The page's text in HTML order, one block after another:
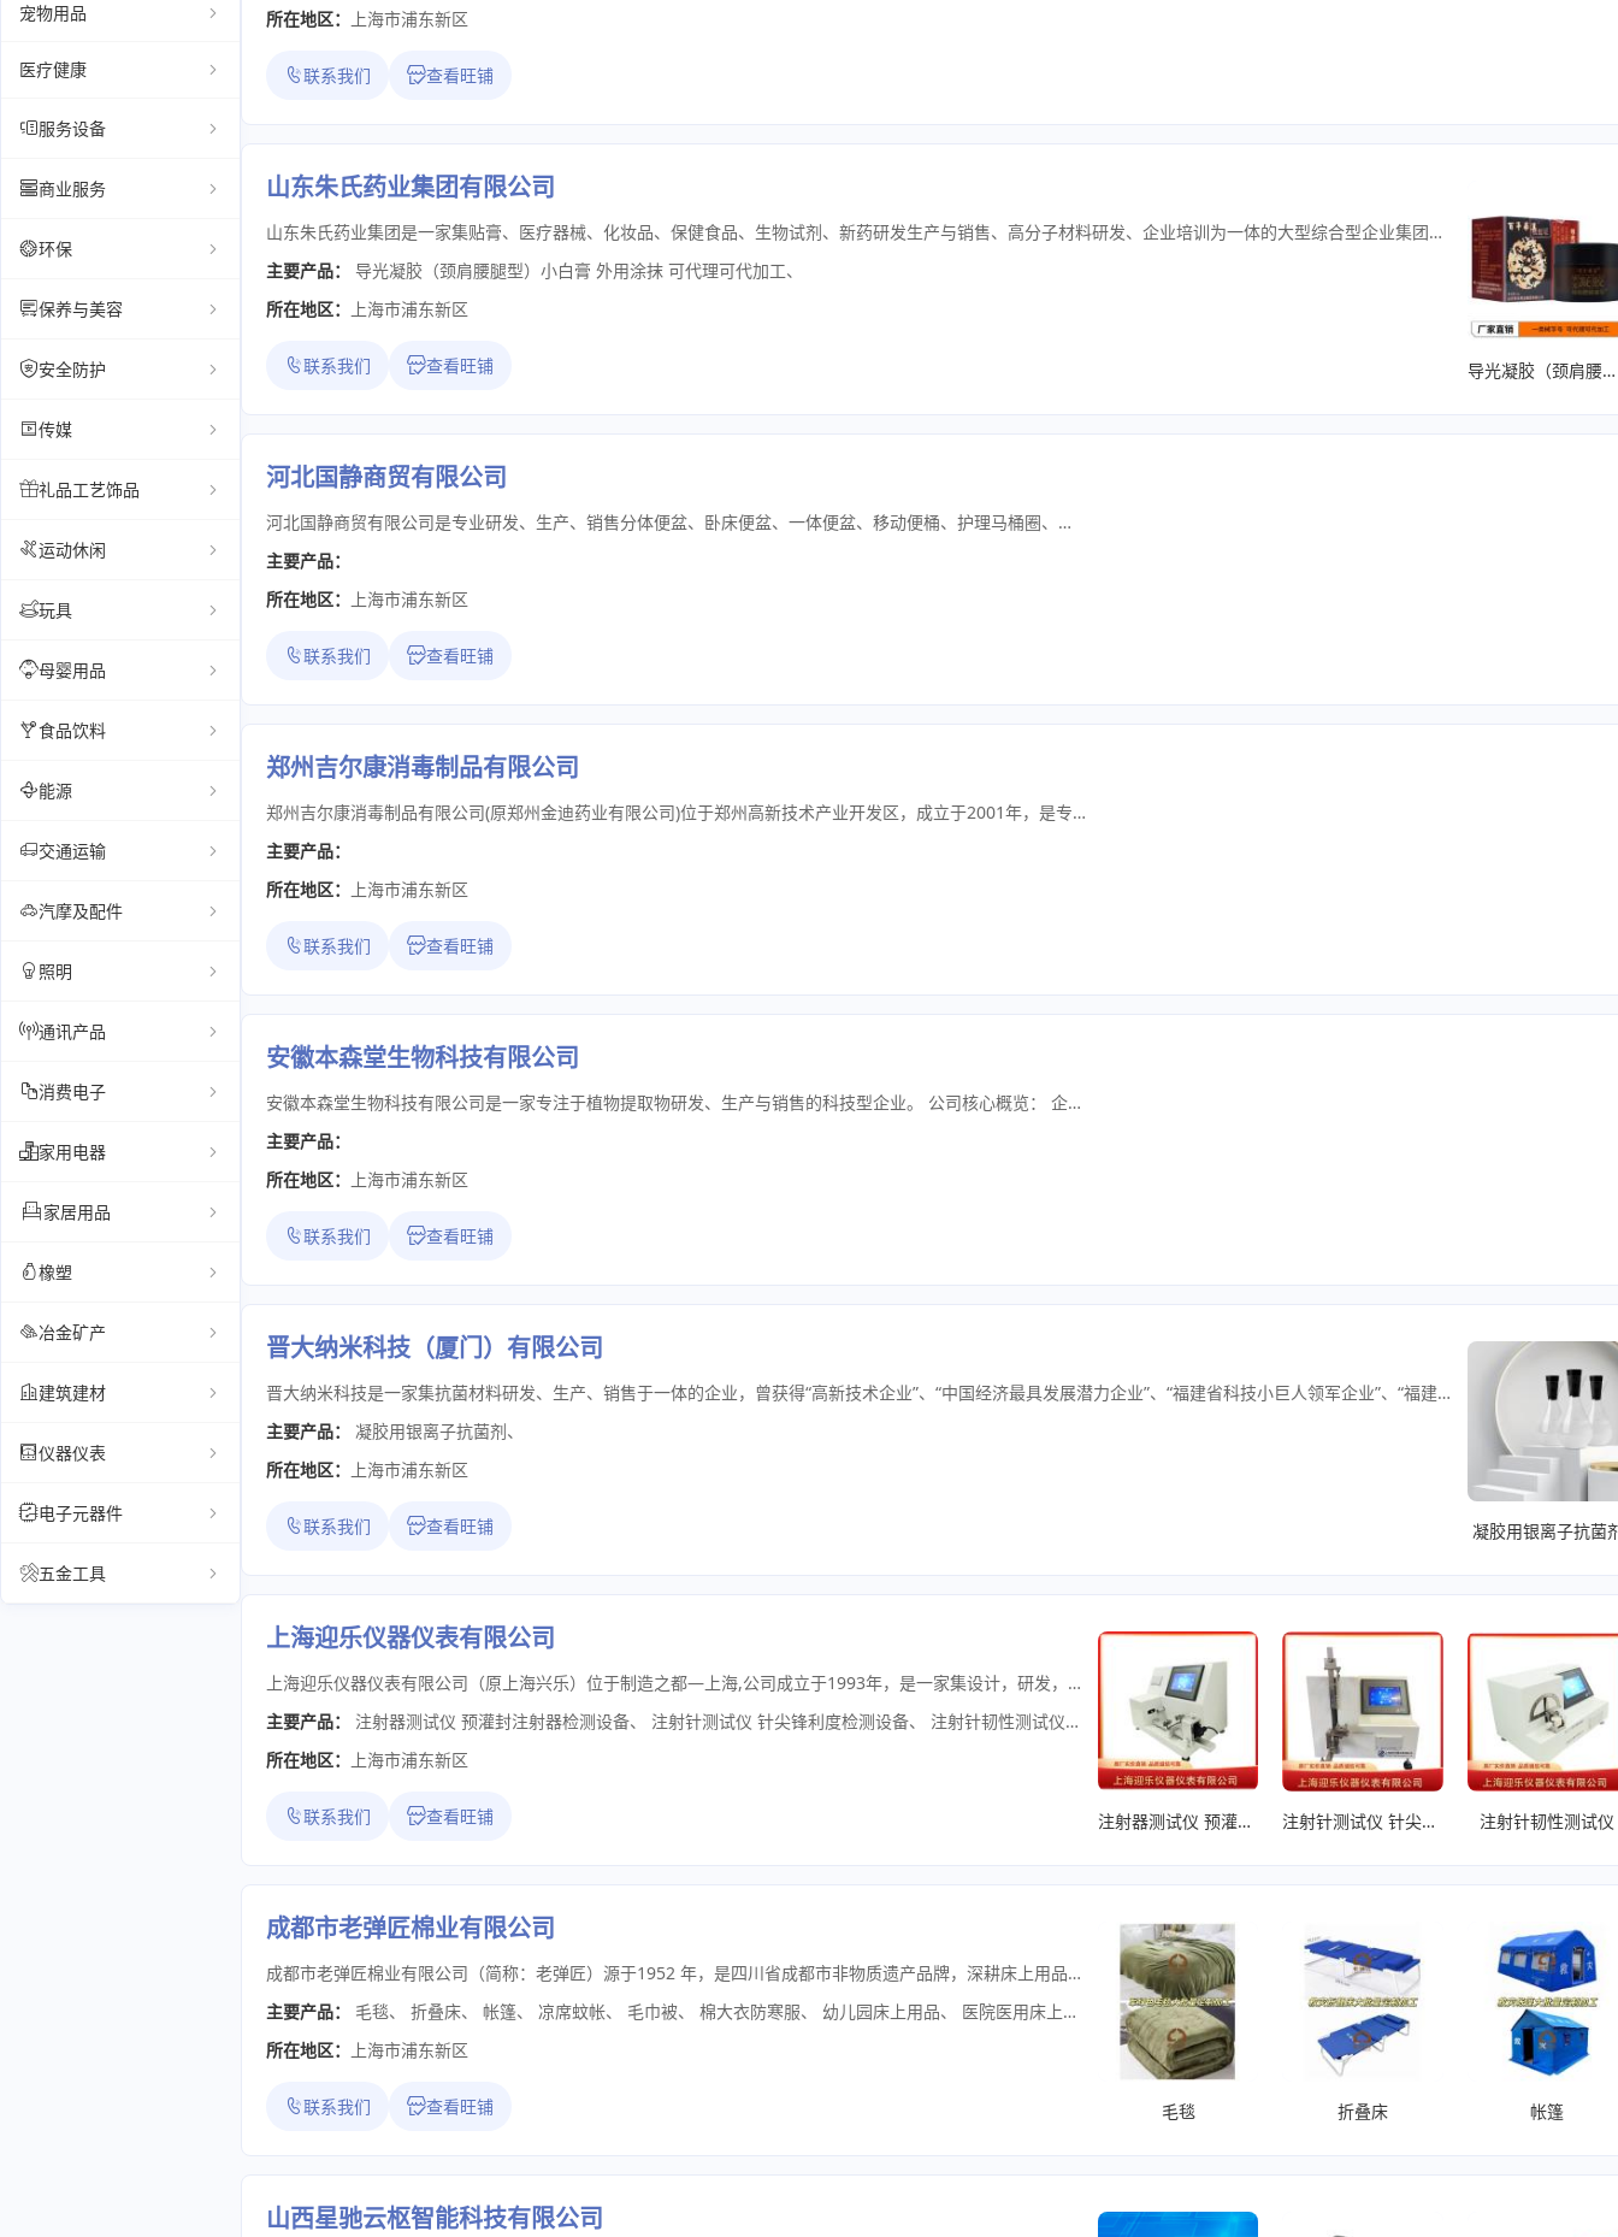
宠物用品
医疗健康
服务设备
商业服务
环保
保养与美容
安全防护
传媒
礼品工艺饰品
运动休闲
玩具
母婴用品
食品饮料
能源
交通运输
汽摩及配件
照明
通讯产品
消费电子
家用电器
家居用品
橡塑
冶金矿产
建筑建材
仪器仪表
电子元器件
五金工具
所在地区：
上海市浦东新区
联系我们 查看旺铺
山东朱氏药业集团有限公司
山东朱氏药业集团是一家集贴膏、医疗器械、化妆品、保健食品、生物试剂、新药研发生产与销售、高分子材料研发、企业培训为一体的大型综合型企业集团。集团组建于2003年12月，占地640亩，拥有数条全自动生产线。业务体系与规模‌核心产品‌：医疗器械（耗材、防护、有源器械）、贴膏贴剂（冷敷凝胶、远红外理疗贴等）、保健食品、消毒卫生用品、化妆品、生物试剂 。‌配套服务‌：提供印务包装、检验检测、电商直播、物流运输等全产业链支持，支持 OEM/ODM 贴牌定制 。‌生产研发‌：拥有约 700 亩生产基地（部分资料称园区总面积达 569-1000 亩），建有国际标准实验室，研发团队约 372 人（含硕博人才） 。‌资质认证‌：通过 ISO9001、ISO13485、FDA-GMP、欧盟 CE 等认证，获“山东省博士后创新实践基地”、“菏泽市市长质量奖”等荣誉 。‌‌联系电话：15169122097（同微信）
主要产品：
导光凝胶（颈肩腰腿型）小白膏 外用涂抹 可代理可代加工、
所在地区：
上海市浦东新区
联系我们 查看旺铺 导光凝胶（颈肩腰腿型）小白膏 外用涂抹 可代理可代加工
河北国静商贸有限公司
河北国静商贸有限公司是专业研发、生产、销售分体便盆、卧床便盆、一体便盆、移动便桶、护理马桶圈、卧床洗头盆等医用家用护理的源头实体厂家，集模具开发、注塑生产、成品批发、定制代工于一体，全品类覆盖养老机构、医院病房、家庭卧床、康复护理等全场景需求。公司深耕护理洁具行业多年，拥有标准化生产车间、全自动注塑设备与专业设计研发团队,从产品结构设计、人体工学开模到原料甄选、成品检测全程自主把控。全系产品均采用优质PP原生材质，加厚加固、耐摔抗压、光滑无毛刺、易清洗不挂污，环保无异味，承重性强，久用不变形，老人、病人、孕产妇使用更安全放心。产品款式齐全:涵盖分体式便盆、整体一体式便盆、男女通用卧床便盆、加高移动便桶、家用护理马桶圈、卧床专用洗头盆等百余款规格，可满足不同身高、不同卧床场景、不同护理需求的选配，支持现货大量批发、电商供货、机构集采、贴牌定制。凭借稳定的产品品质、齐全的品类布局、超高性价比与完善的售后体系，公司长期合作全国各大医疗器械店、养老福利院、医院陪护中心、电商卖家及线下经销商，全国发货、供货稳定、极速补货，以靠谱实力、过硬品质，成为护理洁具行业值得信赖的长期合作伙伴。
主要产品：
所在地区：
上海市浦东新区
联系我们 查看旺铺
郑州吉尔康消毒制品有限公司
郑州吉尔康消毒制品有限公司(原郑州金迪药业有限公司)位于郑州高新技术产业开发区，成立于2001年，是专注于医用消毒制品研发、生产、销售一体化的专业化实体企业。产品有皮肤消毒液、皮肤粘膜消毒液、净手消毒凝胶、手消毒液、克菌洗手液、75%医用酒精、物体表面消毒湿巾、乙醇消毒湿巾、抗菌洗衣液、抗菌漱口液、物体表面消毒液、低温消毒液、电子感应器等十余个品种二十多个规格。有"吉尔碘"、"吉尔"、"佶尔"、"兵神"四大品牌，产品应用于皮肤和皮肤粘膜、物表、眼科、妇科、口腔等消毒及手卫生方面。该系列产品具有操作简单、快速杀菌、适用范围广、费用低廉等优点。企业通过了ISO9001:2015质量体系认证，曾荣获“河南省优秀示范单位”、“优秀福利企业”、“卫生监督示范单位”等称号。目前，销售网络覆盖各省、自治区、直辖市及香港、澳门地区。海外业务不断扩展，产品远销马来西亚、新加坡、菲律宾、委内瑞拉、哥伦比亚、美国、加拿大、阿联酋、沙特等多个国家。 公司现有多条全自动生产线，车间净化标准为千级、万级、十万级，建有规范化的理化和微生物实验室。 多年来，公司把坚持“质量为主、信誉至上、合作共赢”作为企业的愿景和使命；把“打造品牌、创新技术、服务至上”作为企业的奋斗目标；把坚守“救灾助残，关爱国民健康”作为企业承担社会责任的服务宗旨。 不忘初心，继续前行。我们不断地开拓、大胆创新，努力塑造好的企业品牌形象，为海内外广大客户提供好的产品和周到的服务，为人类卫生健康事业做出贡献!
主要产品：
所在地区：
上海市浦东新区
联系我们 查看旺铺
安徽本森堂生物科技有限公司
安徽本森堂生物科技有限公司是一家专注于植物提取物研发、生产与销售的科技型企业。 公司核心概览： 企业定位：专注于植物提取物的研发、生产、销售。 核心产品：西兰花种子水提物 生产实力： 拥有约2000平方米的生产车间，植物提取物年产量可达1000吨。 原料优势： 拥有自建及签约的可追溯种植基地，实现了从源头种植到成品出厂的全链条质量控制和可追溯性。 质量体系： HACCP/ISO22000/ISO9001/ISO14001/ISO45001
主要产品：
所在地区：
上海市浦东新区
联系我们 查看旺铺
晋大纳米科技（厦门）有限公司
晋大纳米科技是一家集抗菌材料研发、生产、销售于一体的企业，曾获得“高新技术企业”、“中国经济最具发展潜力企业”、“福建省科技小巨人领军企业”、“福建省知识产权优势企业”等荣誉称号。 晋大主打四大核心产品：抗菌粉体、抗菌溶液、抗菌母粒、抗菌纱线；产品均具有稳定、持久的抗菌性，优秀的耐温性，广谱 抗菌性，适用性广等特点，拥有四十余项国家专 利, 可广泛应用于纺织、鞋材、建材、医疗、卫生、国防、保健、环境、农业、化 妆品等领域，深受广大客户的青睐、好评与信任。 晋大科技培养并引进尖端科技人才，在岗工程师均为硕士以上学历；聘请知名专家学者，成立国内“晋大纳米科技 专家技术委员会”，并成为全国卫生产业管理协会抗菌产业分会副理事长单位及日本抗菌协会SlAA会员单位；积极参与行业技术 研讨，与国内外（含日本、欧美等）纳米抗菌行业专家深入交流，是纳米银行业标准、轻工行业标准《鞋类和鞋类部件抗菌性能技 术条件》、塑料行业等多项行业标准主要起草单位；并与自然资源部第三海洋所建立海洋新材料联合研发中心，与中国科学院金属 研究所技术开发合作，与厦门大学物理化学研究所建立晋大研发中心，与厦门大学化学化工学院产学研合作；携手国家疾控中心、 纳米技术应用国家工程研究中心等国内外的专业机构强强联手，同时也是中国纺织工业联合会理事单位。 晋大纳米生产实力雄厚，引进欧洲机械生产设备，打造全自动化生产线的磷酸锆抗菌粉生产基地；按CNAS标准建设10万级洁净实验室，建立人才拔尖的检测研发中心，所有产品均经过严格的“实验室内检+第三方权威机构检测”：如瑞士通标SGS、德国莱茵TUV、广东省微生物分析检测中心、广州工业微生物检测中心、上海市疾病预防控制中心等权威机构检测，以保障产品质量及客户利益；晋大功能性无机纳米抗菌材料工业基地正在投建中，建成纳米无机抗菌材料生产基地，将进一步夯实晋大科技在国内抗菌材料领域的地位。 晋大拥有精锐的市场团队，为了扫除技术与市场之间的壁垒，公司专门在研发部门下设立应用工程师团队，“量体裁衣”专业为行业企业客户提供高效、低成本的纳米抗菌应用解决方案，拥有强大的再开发能力，业务版图涵盖全国大部分区域，并已延伸至欧美、中东、日本、东南亚等海外市场。 秉承着“诚信、创新、多赢、永续”的经营理念，晋大纳米科技竭诚为各行业提供抗菌材料及抗菌技术应用解决方案；与国内外品牌密切合作，帮助传统产业转型升级；未来，我们将继续响应“制造强国”、“健康中国”战略，把安全、环保的无机纳米抗菌材料作为发展重点，使纳米科技产品惠及百姓民生；紧跟国家一带一路战略，跨越欧美技术及贸易壁垒，打造知名的纳米科技应用企业，实现民族品牌的崛起和复兴！
主要产品：
凝胶用银离子抗菌剂、
所在地区：
上海市浦东新区
联系我们 查看旺铺 凝胶用银离子抗菌
上海迎乐仪器仪表有限公司
上海迎乐仪器仪表有限公司（原上海兴乐）位于制造之都—上海,公司成立于1993年，是一家集设计，研发，销售为一体的医用耗材物理性能检测设备厂家。公司产品主要服务于第三方检测机构、医用耗材生产单位质量实验室和研发中心等；公司拥有三十多年行业经验，是国内(shou）家一次性医疗器械物理性能测试仪器厂商，同时也是首(shou）家获得CMC认证企业，公司主要生产医用不锈钢针管检测设备、医用注射器检测设备、医用输液器检测设备、医用缝合针、线检测设备、6%鲁尔接头连接件检测设备等。技术指标随医用药包材行业标准随时更新，确保公司产品以新标准服务客户。
主要产品：
注射器测试仪 预灌封注射器检测设备、 注射针测试仪 针尖锋利度检测设备、 注射针韧性测试仪、 一次性无菌注射器正压测试仪 、 注射器器身密合性负压测试仪、 断裂
所在地区：
上海市浦东新区
联系我们 查看旺铺 注射器测试仪 预灌封注射器检测设备 注射针测试仪 针尖锋利度检测设备 注射针韧性测试仪
成都市老弹匠棉业有限公司
成都市老弹匠棉业有限公司（简称：老弹匠）源于1952 年，是四川省成都市非物质遗产品牌，深耕床上用品、棉被、服装类产品的研发设计、生产加工、批发领域近70 年，由手工作坊发展为集全产业链布局于一体的行业标杆企业。公司拥有员工 1100 余人，核心技术岗位员工均拥有超 15 年行业操作经验，深耕纺织非遗技艺与现代化生产工艺融合的技术迭代，核心制胎工艺斩获成都市、大邑县两级非物质文化遗产认证。产品生产严格遵循纺织行业相关标准，通过 ISO9001 质量管理体系、ISO14001 环境管理体系等多项权威认证，可根据民政应急、学校、医院、酒店民宿、幼儿园等不同客户的定制化需求，提供专属产品解决方案，配备专业团队提供全流程的产品交付与售后支持。自成立以来，老弹匠累计服务国内外超18 万家企业与单位客户，覆盖民政应急救灾、酒店民宿、学校幼儿园、医院、公益组织等多个领域，打造了众多标杆合作案例。公司三个生产厂区合计占地超 60000 平方米，凭借全产业链供应链优势与先进生产设备，实现 15 秒生产一床被芯类产品、2 分钟生产一套床品套件的高效产能，年产民政应急床上用品 400 万套、学生用床上用品 150 万套等各类产品，常年为联合国妇女儿童基金会、中国红十字会、各省市级应急管理厅局等单位提供产品与服务支持。近十几年，公司专注政采购招投标项目，累计参与供货的政府采购项目超 3000 个，每年新增超 300 个，以过硬的产品品质与高效的交付能力助力各合作单位的物资保障工作。老弹匠是四川省家纺行业协会副会长单位，获评中国床上用品、棉被行业一线品牌，四川地区床上用品/ 棉被行业领导品牌，同时拥有制式床上用品生产资质是相关平台入驻厂家、四川省大宗商品定点采购单位、四川省纤维检验局定点检验单位。公司拥有各类行业资质超60 大类，产品检测报告超 2000 份，资质完备度处于全国政府采购行业领先水平，凭借扎实的生产实力、完善的产品体系，成为区域一流、国内领先的纺织企业，获得行业同仁及客户的广泛认可。公司坚持透明化经营，营业执照、非遗认证、各类体系认证等所有资质文件均可公开查询。公司斩获五星级售后服务认证，拥有各类荣誉证书超20 项，近十几年无行政处罚记录，凭借良好的契约精神与产品品质收获客户高度认可。同时，公司积极履行社会责任，参与红十字捐赠、防疫物资捐赠等公益项目，用诚信和实力赢得客户长期信赖，客户长期合作率位居行业前列。公司主营产品1.政采定制类：民政应急救灾、学校、医院、幼儿园、民宿酒店等单位团体的床上用品、棉被大批量定制。2.床上用品棉被类：床品四件套、三件套、六件套、九件套，拉舍尔毛毯、羊毛毯、毛巾被、凉被、床垫、椰棕垫、布草，羊毛被、棉被、羽绒被、驼毛被、蚕丝被、热熔被、定型被，定型枕头、荞麦枕、枕头枕芯，大豆纤维被、蚊帐等批量定制。3.服装类：应急救援服装、棉大衣、防寒大衣、防寒服、迷彩类服装、棉衣裤、绒衣裤、冲锋衣、保暖内衣裤、羽绒服等批量定制。4.应急物资类：救灾帐篷、救灾棉帐篷、折叠床、应急生活包、羽丝睡袋、羽绒睡袋、防潮垫、雨衣雨裤雨靴等批量定制。部分长期服务客户联合国妇女儿童基金会、中国乡村发展基金会、中国发好和平发展基金会、壹基金、中国红十字会、广西省应急管理厅、陕西省应急管理厅、四川省应急管理厅、四川省民政厅、上海市应急管理局、日喀则市应急管理局、黄南州应急管理局、宜春市应急管理局、山南市应急管理局、四川矿产机电技师学院、核工业416 医院、沧州市粮食和物资储备局、东莞市应急管理局、榆林市粮储局、楚雄州红十字会、拉萨市应急管理局、云南省红十字会、西南医科大学、凉山州应急管理局、石嘴山市应急管理局、西南石油公司、成都市第四人民医院、雅安市应急管理局、泸州市发改委、四川省党校、首都医科大学附属安贞医院、赣州市应急管理局、德昌市应急管理局、成都市应急管理局、南昌市应急管理局、雅安市纪委党校、凉山州妇联、拉萨市教育局、德阳市民政局、眉山车臣中学、平昌中学、简阳阳安中学
主要产品：
毛毯、 折叠床、 帐篷、 凉席蚊帐、 毛巾被、 棉大衣防寒服、 幼儿园床上用品、 医院医用床上用品 酒店民宿布草床上用品四件套、民政应急救灾床上用品、
所在地区：
上海市浦东新区
联系我们 查看旺铺 毛毯 折叠床 帐篷
山西星驰云枢智能科技有限公司